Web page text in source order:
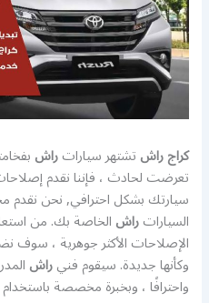
كراج راشتشتهر سياراتراش
تعرضت لحادث ، فإننا نقدم
سيارتك بشكل احترافي, نحن
السياراتراشالخاصة بك. من
الإصلاحات الأكثر جوهرية ، سوف
وكأنها جديدة. سيقوم فنيراش
واحترافًا ، وبخبرة مخصصة